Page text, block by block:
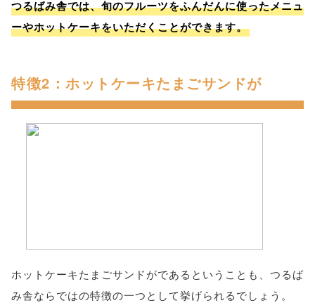
つるばみ舎では、旬のフルーツをふんだんに使ったメニュ
ーやホットケーキをいただくことができます。
特徴2：ホットケーキたまごサンドが
ホットケーキたまごサンドがであるということも、つるば
み舎ならではの特徴の一つとして挙げられるでしょう。